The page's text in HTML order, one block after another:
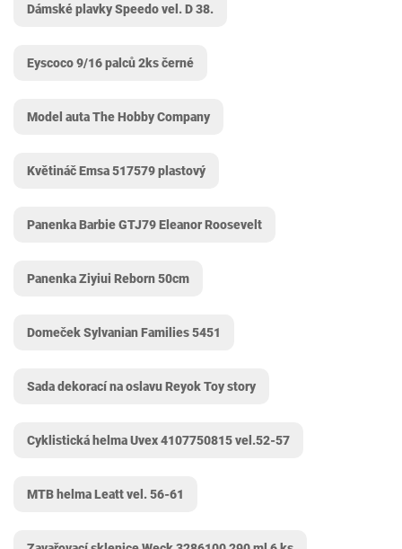
Dámské plavky Speedo vel. D 38.
Eyscoco 9/16 palců 2ks černé
Model auta The Hobby Company
Květináč Emsa 517579 plastový
Panenka Barbie GTJ79 Eleanor Roosevelt
Panenka Ziyiui Reborn 50cm
Domeček Sylvanian Families 5451
Sada dekorací na oslavu Reyok Toy story
Cyklistická helma Uvex 4107750815 vel.52-57
MTB helma Leatt vel. 56-61